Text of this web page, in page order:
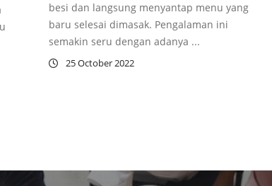
besi dan langsung menyantap menu yang
baru selesai dimasak. Pengalaman ini
semakin seru dengan adanya ...
25 October 2022